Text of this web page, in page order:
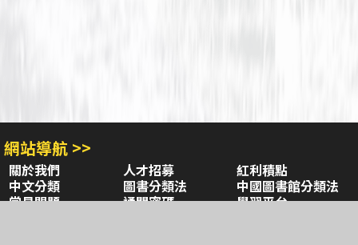
網站導航 >>
關於我們 人才招募
紅利積點
中文分類
圖書分類法
中國圖書館分類法
常見問題
通關密碼
學習平台